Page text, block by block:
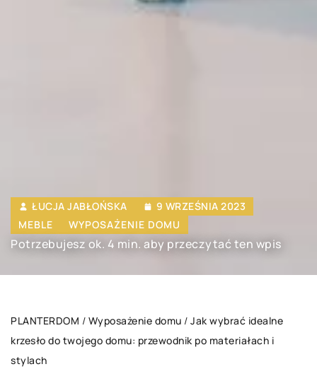
ŁUCJA JABŁOŃSKA
9 WRZEŚNIA 2023
MEBLE
WYPOSAŻENIE DOMU
Potrzebujesz ok. 4 min. aby przeczytać ten wpis
PLANTERDOM / Wyposażenie domu / Jak wybrać idealne
krzesło do twojego domu: przewodnik po materiałach i
stylach